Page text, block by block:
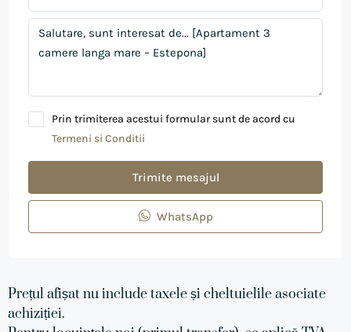
Prin trimiterea acestui formular sunt de acord cu
Termeni si Conditii
Trimite mesajul
WhatsApp
Prețul afișat nu include taxele și cheltuielile asociate
achiziției.